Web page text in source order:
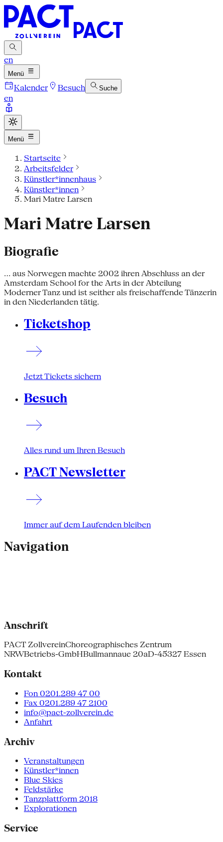
en
Menü
Kalender Besuch Suche
en
Menü
Startseite
Arbeitsfelder
Künstler*innenhaus
Künstler*innen
Mari Matre Larsen
Mari Matre Larsen
Biografie
... aus Norwegen machte 2002 ihren Abschluss an der
Amsterdam School for the Arts in der Abteilung
Moderner Tanz und ist seither als freischaffende Tänzerin
in den Niederlanden tätig.
Ticketshop
Jetzt Tickets sichern
Besuch
Alles rund um Ihren Besuch
PACT Newsletter
Immer auf dem Laufenden bleiben
Navigation
Anschrift
PACT ZollvereinChoreographisches Zentrum
NRWBetriebs-GmbHBullmannaue 20aD-45327 Essen
Kontakt
Fon 0201.289 47 00
Fax 0201.289 47 2100
info@pact-zollverein.de
Anfahrt
Archiv
Veranstaltungen
Künstler*innen
Blue Skies
Feldstärke
Tanzplattform 2018
Explorationen
Service